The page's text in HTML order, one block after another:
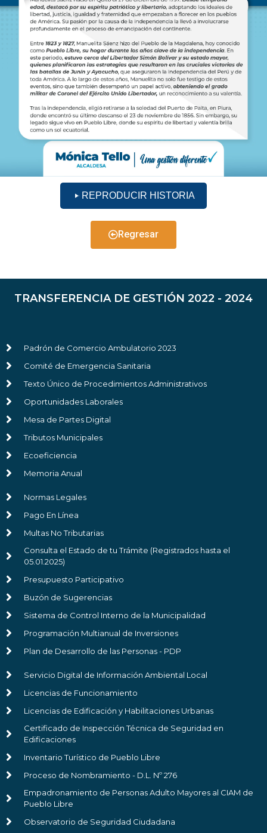
REPRODUCIR HISTORIA
Regresar
TRANSFERENCIA DE GESTIÓN 2022 - 2024
Padrón de Comercio Ambulatorio 2023
Comité de Emergencia Sanitaria
Texto Único de Procedimientos Administrativos
Oportunidades Laborales
Mesa de Partes Digital
Tributos Municipales
Ecoeficiencia
Memoria Anual
Normas Legales
Pago En Línea
Multas No Tributarias
Consulta el Estado de tu Trámite (Registrados hasta el
05.01.2025)
Presupuesto Participativo
Buzón de Sugerencias
Sistema de Control Interno de la Municipalidad
Programación Multianual de Inversiones
Plan de Desarrollo de las Personas - PDP
Servicio Digital de Información Ambiental Local
Licencias de Funcionamiento
Licencias de Edificación y Habilitaciones Urbanas
Certificado de Inspección Técnica de Seguridad en
Edificaciones
Inventario Turístico de Pueblo Libre
Proceso de Nombramiento - D.L. Nº 276
Empadronamiento de Personas Adulto Mayores al CIAM de
Pueblo Libre
Observatorio de Seguridad Ciudadana